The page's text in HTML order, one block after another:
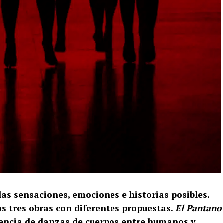
sensaciones, emociones e historias posibles.
tres obras con diferentes propuestas. El Pantano